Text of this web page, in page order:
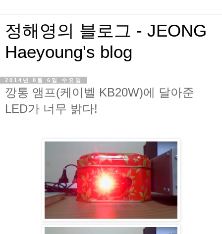
정해영의 블로그 - JEONG
Haeyoung's blog
2014년 8월 6일 수요일
깡통 앰프(케이벨 KB20W)에 달아준
LED가 너무 밝다!